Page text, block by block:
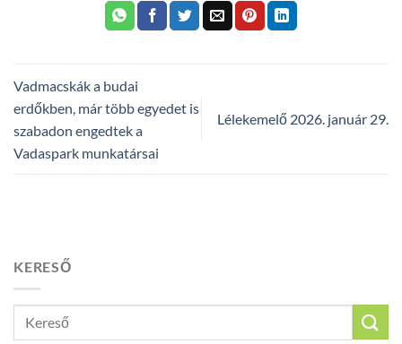
Vadmacskák a budai
erdőkben, már több egyedet is
szabadon engedtek a
Vadaspark munkatársai
Lélekemelő 2026. január 29.
KERESŐ